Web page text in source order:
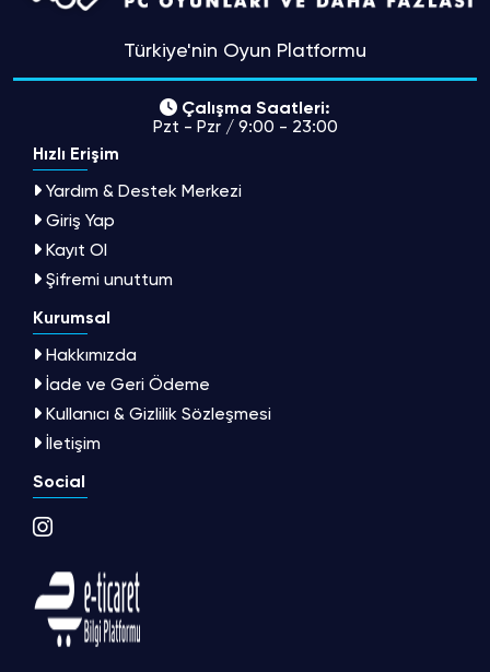
Türkiye'nin Oyun Platformu
Çalışma Saatleri:
Pzt - Pzr / 9:00 - 23:00
Hızlı Erişim
Yardım & Destek Merkezi
Giriş Yap
Kayıt Ol
Şifremi unuttum
Kurumsal
Hakkımızda
İade ve Geri Ödeme
Kullanıcı & Gizlilik Sözleşmesi
İletişim
Social